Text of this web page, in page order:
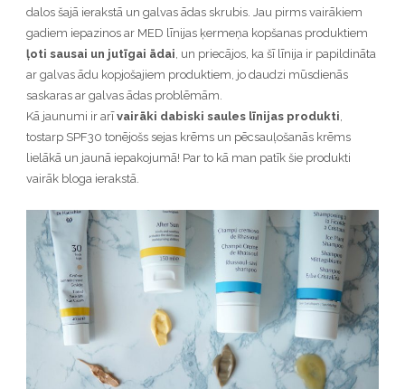
dalos šajā ierakstā un galvas ādas skrubis. Jau pirms vairākiem
gadiem iepazinos ar MED līnijas ķermeņa kopšanas produktiem
ļoti sausai un jutīgai ādai, un priecājos, ka šī līnija ir papildināta
ar galvas ādu kopjošajiem produktiem, jo daudzi mūsdienās
saskaras ar galvas ādas problēmām.
Kā jaunumi ir arīvairāki dabiski saules līnijas produkti,
tostarp SPF30 tonējošs sejas krēms un pēcsauļošanās krēms
lielākā un jaunā iepakojumā! Par to kā man patīk šie produkti
vairāk bloga ierakstā.